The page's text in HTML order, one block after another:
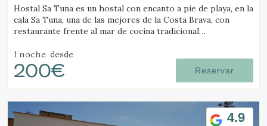
Hostal Sa Tuna es un hostal con encanto a pie de playa, en la
cala Sa Tuna, una de las mejores de la Costa Brava, con
restaurante frente al mar de cocina tradicional
1 noche desde
200€ Reservar
4.9